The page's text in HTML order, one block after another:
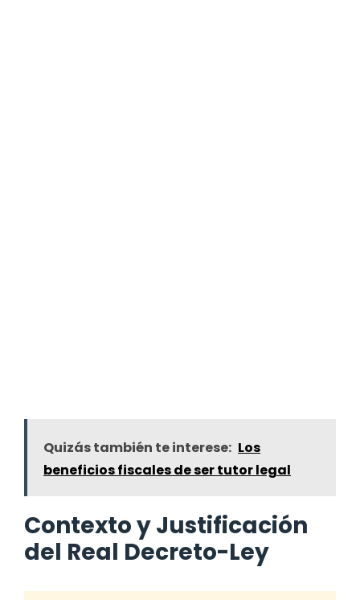
Quizás también te interese: Los
beneficios fiscales de ser tutor legal
Contexto y Justificación
del Real Decreto-Ley